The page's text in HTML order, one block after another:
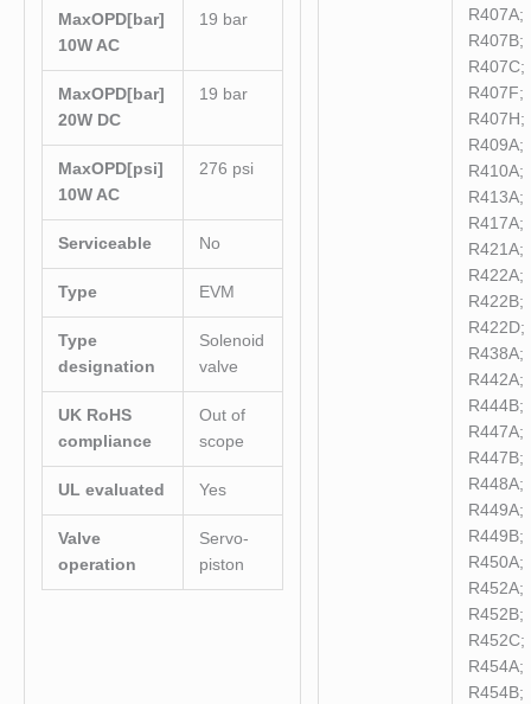
MaxOPD[bar]
10W AC
19 bar
MaxOPD[bar]
20W DC
19 bar
MaxOPD[psi]
10W AC
276 psi
Serviceable No
Type EVM
Type
designation
Solenoid
valve
UK RoHS
compliance
Out of
scope
UL evaluated Yes
Valve
operation
Servo-
piston
R407A;
R407B;
R407C;
R407F;
R407H;
R409A;
R410A;
R413A;
R417A;
R421A;
R422A;
R422B;
R422D;
R438A;
R442A;
R444B;
R447A;
R447B;
R448A;
R449A;
R449B;
R450A;
R452A;
R452B;
R452C;
R454A;
R454B;